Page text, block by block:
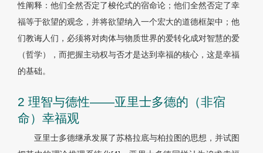
性阐释：他们全然否定了梭伦式的宿命论；他们全然否定了幸
福等于欲望的观念，并将欲望纳入一个宏大的道德框架中；他
们教诲人们，必须将对肉体与物质世界的爱转化成对智慧的爱
（哲学），而把握主动权与否才是达到幸福的核心，这是幸福
的基础。
2 理智与德性——亚里士多德的（非宿
命）幸福观
亚里士多德继承发展了苏格拉底与柏拉图的思想，并试图